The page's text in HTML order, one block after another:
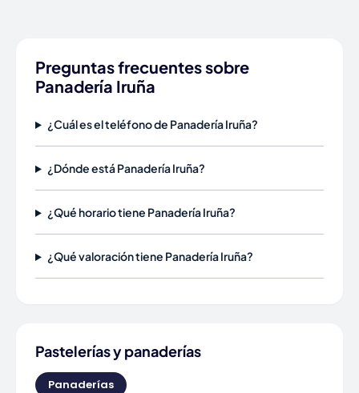
Preguntas frecuentes sobre
Panadería Iruña
¿Cuál es el teléfono de Panadería Iruña?
¿Dónde está Panadería Iruña?
¿Qué horario tiene Panadería Iruña?
¿Qué valoración tiene Panadería Iruña?
Pastelerías y panaderías
Panaderías